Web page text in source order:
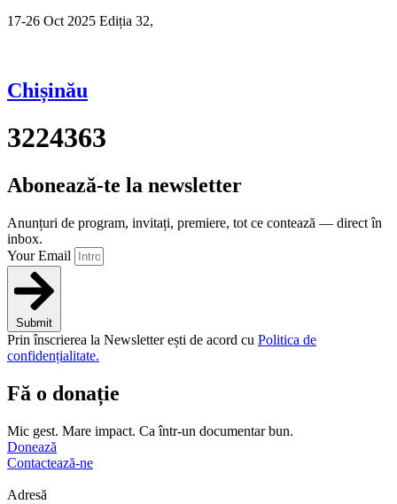
17-26 Oct 2025 Ediția 32,
Chișinău
3224363
Abonează-te la newsletter
Anunțuri de program, invitați, premiere, tot ce contează — direct în
inbox.
Your Email
Submit
Prin înscrierea la Newsletter ești de acord cu Politica de
confidențialitate.
Fă o donație
Mic gest. Mare impact. Ca într-un documentar bun.
Donează
Contactează-ne
Adresă